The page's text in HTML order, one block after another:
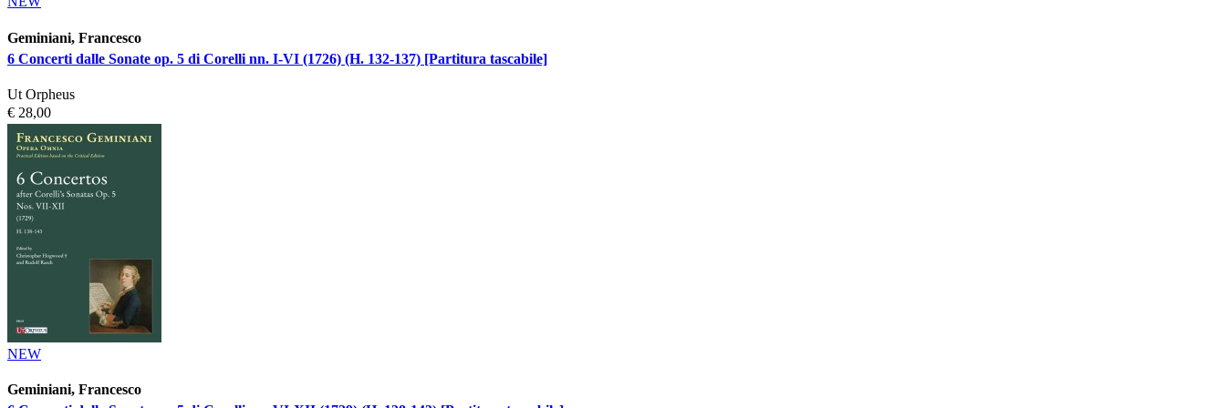
Geminiani, Francesco
6 Concerti dalle Sonate op. 5 di Corelli nn. I-VI (1726) (H. 132-137) [Partitura tascabile]
Ut Orpheus
€ 28,00
NEW
Geminiani, Francesco